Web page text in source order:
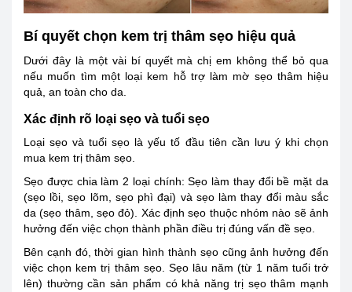
Bí quyết chọn kem trị thâm sẹo hiệu quả
Dưới đây là một vài bí quyết mà chị em không thể bỏ qua
nếu muốn tìm một loại kem hỗ trợ làm mờ sẹo thâm hiệu
quả, an toàn cho da.
Xác định rõ loại sẹo và tuổi sẹo
Loại sẹo và tuổi sẹo là yếu tố đầu tiên cần lưu ý khi chọn
mua kem trị thâm sẹo.
Sẹo được chia làm 2 loại chính: Sẹo làm thay đổi bề mặt da
(sẹo lồi, sẹo lõm, sẹo phì đại) và sẹo làm thay đổi màu sắc
da (sẹo thâm, sẹo đỏ). Xác định sẹo thuộc nhóm nào sẽ ảnh
hưởng đến việc chọn thành phần điều trị đúng vấn đề sẹo.
Bên cạnh đó, thời gian hình thành sẹo cũng ảnh hưởng đến
việc chọn kem trị thâm sẹo. Sẹo lâu năm (từ 1 năm tuổi trở
lên) thường cần sản phẩm có khả năng trị sẹo thâm mạnh